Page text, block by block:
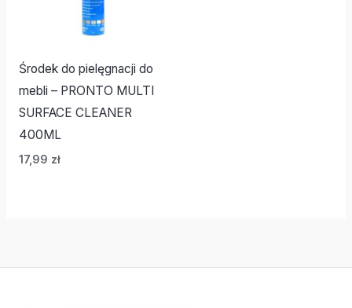
Środek do pielęgnacji do
mebli – PRONTO MULTI
SURFACE CLEANER
400ML
17,99 zł